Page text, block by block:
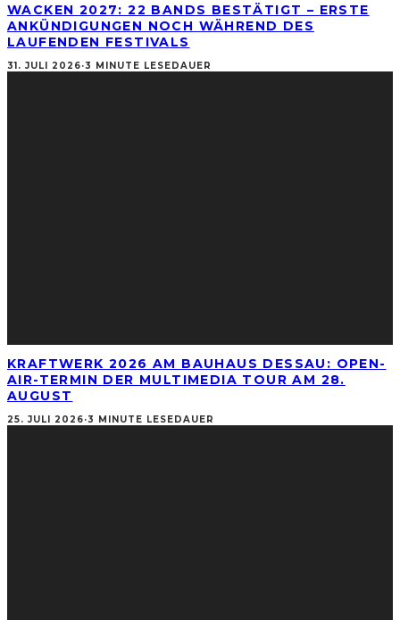
WACKEN 2027: 22 BANDS BESTÄTIGT – ERSTE
ANKÜNDIGUNGEN NOCH WÄHREND DES
LAUFENDEN FESTIVALS
31. JULI 2026·3 MINUTE LESEDAUER
KRAFTWERK 2026 AM BAUHAUS DESSAU: OPEN-
AIR-TERMIN DER MULTIMEDIA TOUR AM 28.
AUGUST
25. JULI 2026·3 MINUTE LESEDAUER